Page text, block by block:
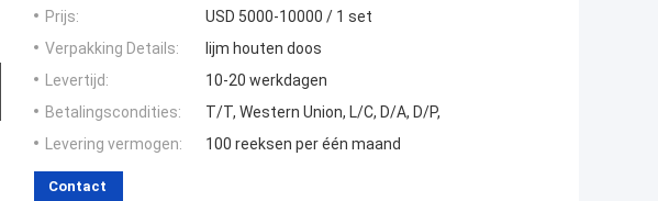
Prijs:
USD 5000-10000 / 1 set
Verpakking Details:
lijm houten doos
Levertijd:
10-20 werkdagen
Betalingscondities:
T/T, Western Union, L/C, D/A, D/P,
Levering vermogen:
100 reeksen per één maand
Contact